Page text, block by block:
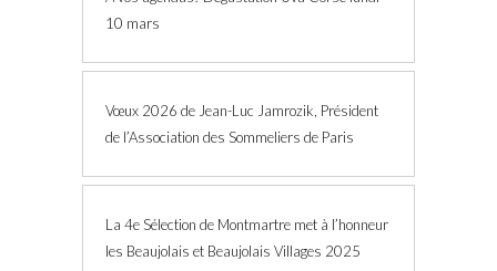
10 mars
Vœux 2026 de Jean-Luc Jamrozik, Président
de l’Association des Sommeliers de Paris
La 4e Sélection de Montmartre met à l’honneur
les Beaujolais et Beaujolais Villages 2025